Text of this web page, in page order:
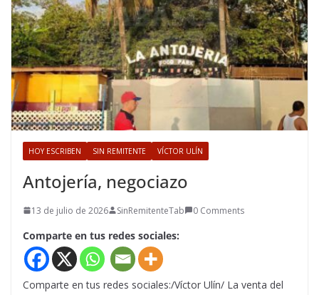
HOY ESCRIBEN SIN REMITENTE VÍCTOR ULÍN
Antojería, negociazo
13 de julio de 2026 SinRemitenteTab 0 Comments
Comparte en tus redes sociales:
Comparte en tus redes sociales:/Víctor Ulín/ La venta del